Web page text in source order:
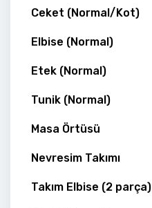
Ceket (Normal/Kot)
Elbise (Normal)
Etek (Normal)
Tunik (Normal)
Masa Örtüsü
Nevresim Takımı
Takım Elbise (2 parça)